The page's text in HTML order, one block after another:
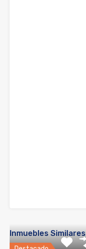
Inmuebles Similares